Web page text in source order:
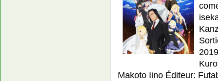
Makoto Iino Éditeur: